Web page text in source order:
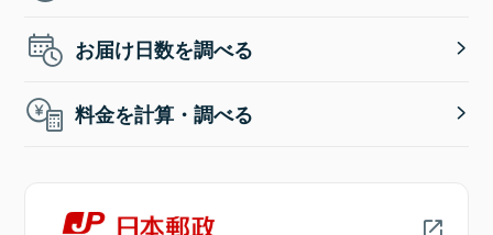
お届け日数を調べる
料金を計算・調べる